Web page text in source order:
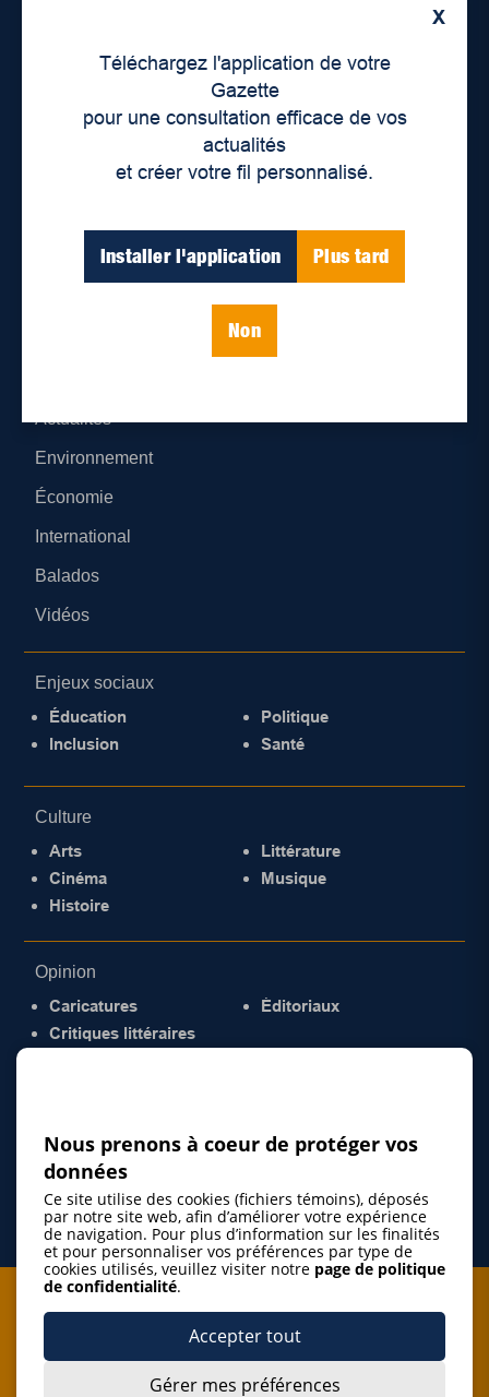
X
Téléchargez l'application de votre
Gazette
pour une consultation efficace de vos
actualités
et créer votre fil personnalisé.
Installer l'application Plus tard
Non
Déontologie et confidentialité
Devenir partenaire
Lieux de distribution
Nous joindre
Parutions numériques
Actualités
Environnement
Économie
International
Balados
Vidéos
Enjeux sociaux
Éducation
Inclusion
Politique
Santé
Culture
Arts
Cinéma
Histoire
Littérature
Musique
Opinion
Caricatures
Critiques littéraires
Éditoriaux
Je m'abonne à l'infolettre
Nous prenons à coeur de protéger vos
données
Ce site utilise des cookies (fichiers témoins), déposés
par notre site web, afin d’améliorer votre expérience
de navigation. Pour plus d’information sur les finalités
et pour personnaliser vos préférences par type de
cookies utilisés, veuillez visiter notre page de politique
de confidentialité.
Accepter tout
Gérer mes préférences